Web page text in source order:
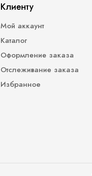
Клиенту
Мой аккаунт
Каталог
Оформление заказа
Отслеживание заказа
Избранное